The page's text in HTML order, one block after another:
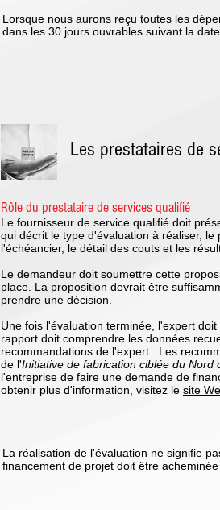
Lorsque nous aurons reçu toutes les
dans les 30 jours ouvrables suivant la
Les prestataires de
Rôle du prestataire de services qualifié
Le fournisseur de service qualifié doit
qui décrit le type d'évaluation à réaliser, le
l'échéancier, le détail des couts et les
Le demandeur doit soumettre cette
place. La proposition devrait être
prendre une décision.
Une fois l'évaluation terminée, l'expert
rapport doit comprendre les données
recommandations de l'expert. Les
de l'Initiative de fabrication ciblée du Nord
l'entreprise de faire une demande de
obtenir plus d'information, visitez le site
La réalisation de l'évaluation ne signifie
financement de projet doit être